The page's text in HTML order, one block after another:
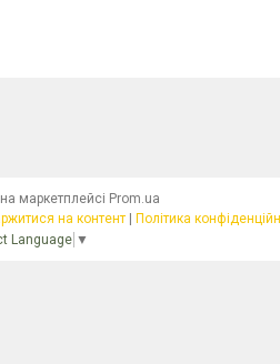
маркетплейсі Prom.ua
на контент
Політика
Language ▼